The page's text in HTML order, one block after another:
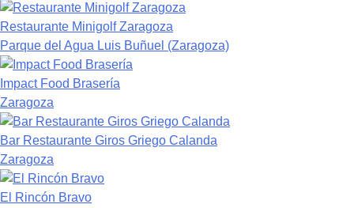
Restaurante Minigolf Zaragoza
Parque del Agua Luis Buñuel (Zaragoza)
Impact Food Brasería
Zaragoza
Bar Restaurante Giros Griego Calanda
Zaragoza
El Rincón Bravo